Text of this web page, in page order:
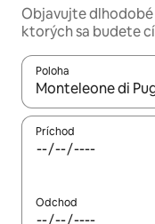
Objavujte dlhodobé
ktorých sa budete
Poloha
Keď budú výsledky
Príchod
Odchod